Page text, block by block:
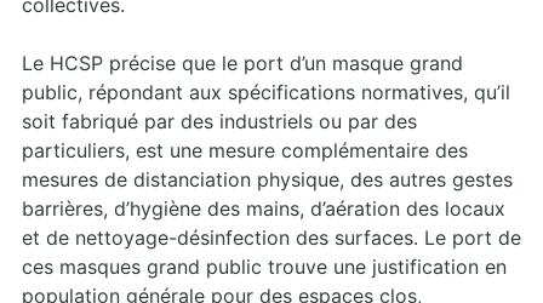
collectives.
Le HCSP précise que le port d’un masque grand
public, répondant aux spécifications normatives, qu’il
soit fabriqué par des industriels ou par des
particuliers, est une mesure complémentaire des
mesures de distanciation physique, des autres gestes
barrières, d’hygiène des mains, d’aération des locaux
et de nettoyage-désinfection des surfaces. Le port de
ces masques grand public trouve une justification en
population générale pour des espaces clos,